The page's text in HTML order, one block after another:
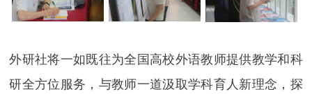
外研社将一如既往为全国高校外语教师提供教学和科
研全方位服务，与教师一道汲取学科育人新理念，探